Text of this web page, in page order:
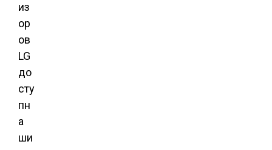
из
ор
ов
LG
до
сту
пн
а
ши